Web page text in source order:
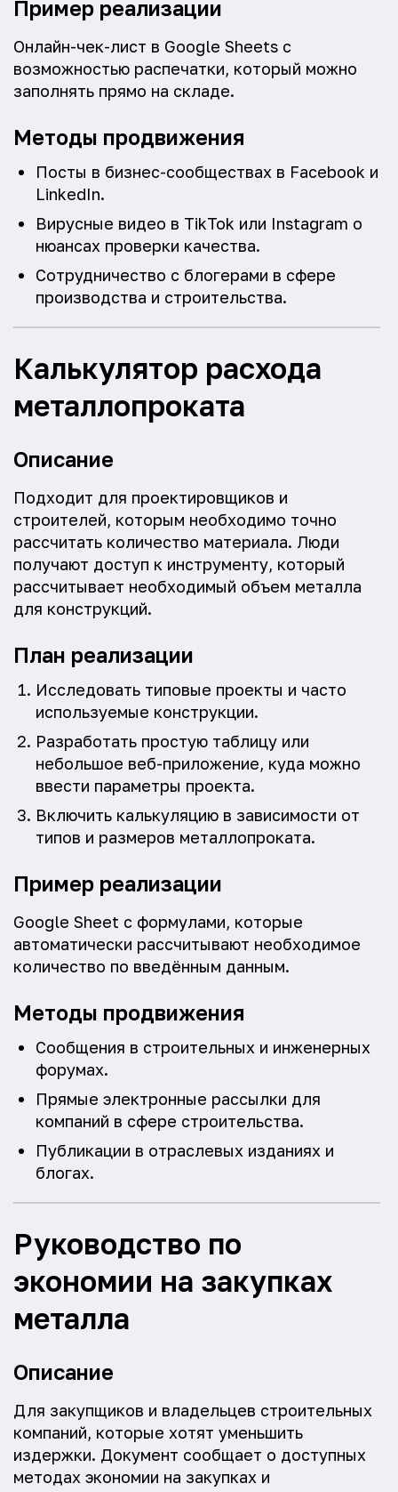
Пример реализации
Онлайн-чек-лист в Google Sheets с
возможностью распечатки, который можно
заполнять прямо на складе.
Методы продвижения
Посты в бизнес-сообществах в Facebook и
LinkedIn.
Вирусные видео в TikTok или Instagram о
нюансах проверки качества.
Сотрудничество с блогерами в сфере
производства и строительства.
Калькулятор расхода
металлопроката
Описание
Подходит для проектировщиков и
строителей, которым необходимо точно
рассчитать количество материала. Люди
получают доступ к инструменту, который
рассчитывает необходимый объем металла
для конструкций.
План реализации
Исследовать типовые проекты и часто
используемые конструкции.
Разработать простую таблицу или
небольшое веб-приложение, куда можно
ввести параметры проекта.
Включить калькуляцию в зависимости от
типов и размеров металлопроката.
Пример реализации
Google Sheet с формулами, которые
автоматически рассчитывают необходимое
количество по введённым данным.
Методы продвижения
Сообщения в строительных и инженерных
форумах.
Прямые электронные рассылки для
компаний в сфере строительства.
Публикации в отраслевых изданиях и
блогах.
Руководство по
экономии на закупках
металла
Описание
Для закупщиков и владельцев строительных
компаний, которые хотят уменьшить
издержки. Документ сообщает о доступных
методах экономии на закупках и